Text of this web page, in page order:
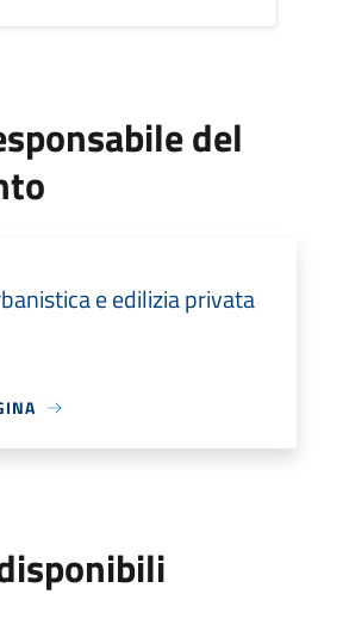
del
e edilizia privata